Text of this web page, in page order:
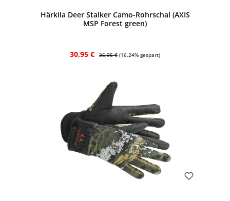
Härkila Deer Stalker Camo-Rohrschal (AXIS
MSP Forest green)
Verkaufspreis:
30,95 € Regulärer Preis:
36,95 € (16.24% gespart)